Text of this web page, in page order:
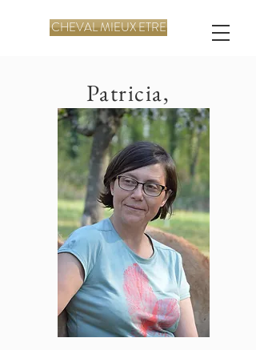
CHEVAL MIEUX ETRE
Patricia,